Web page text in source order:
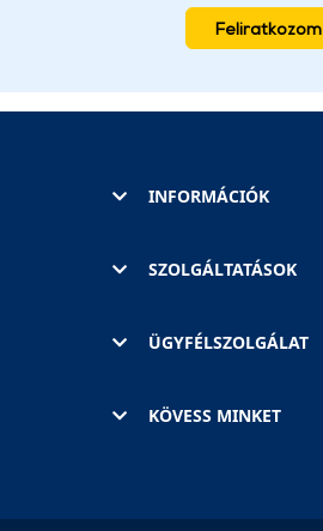
Feliratkozom
INFORMÁCIÓK
SZOLGÁLTATÁSOK
ÜGYFÉLSZOLGÁLAT
KÖVESS MINKET